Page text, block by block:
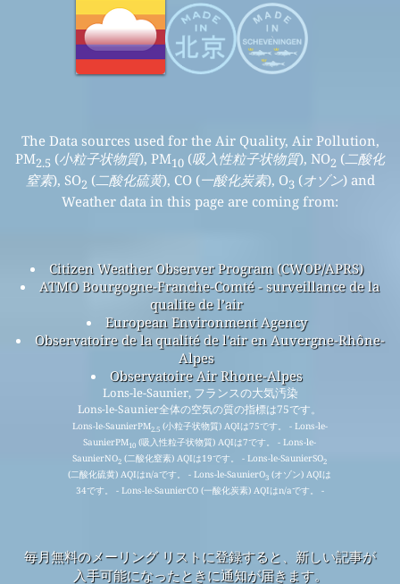
The Data sources used for the Air Quality, Air Pollution,
PM2.5 (小粒子状物質), PM10 (吸入性粒子状物質), NO2 (二酸化
窒素), SO2 (二酸化硫黄), CO (一酸化炭素), O3 (オゾン) and
Weather data in this page are coming from:
Citizen Weather Observer Program (CWOP/APRS)
ATMO Bourgogne-Franche-Comté - surveillance de la
qualite de l’air
European Environment Agency
Observatoire de la qualité de l'air en Auvergne-Rhône-
Alpes
Observatoire Air Rhone-Alpes
Lons-le-Saunier, フランスの大気汚染
Lons-le-Saunier全体の空気の質の指標は75です。
Lons-le-SaunierPM2.5(小粒子状物質) AQIは75です。 - Lons-le-
SaunierPM10 (吸入性粒子状物質) AQIは7です。 - Lons-le-
SaunierNO2 (二酸化窒素) AQIは19です。 - Lons-le-SaunierSO2
(二酸化硫黄) AQIはn/aです。 - Lons-le-SaunierO3 (オゾン) AQIは
34です。 - Lons-le-SaunierCO (一酸化炭素) AQIはn/aです。 -
毎月無料のメーリング リストに登録すると、新しい記事が
入手可能になったときに通知が届きます。